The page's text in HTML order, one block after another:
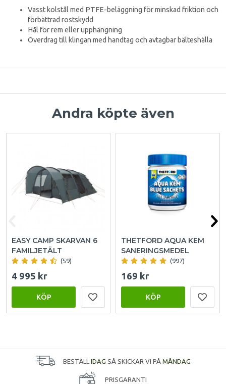
Vasst kolstål med PTFE-beläggning för minskad friktion och
förbättrad rostskydd
Hål för rem eller upphängning
Överdrag till klingan med handtag och avtagbar bälteshälla
Andra köpte även
EASY CAMP SKARVAN 6
FAMILJETÄLT
(59)
4 995 kr
KÖP
THETFORD AQUA KEM
SANERINGSMEDEL
(997)
169 kr
KÖP
BESTÄLL IDAG SÅ SKICKAR VI PÅ MÅNDAG
PRISGARANTI